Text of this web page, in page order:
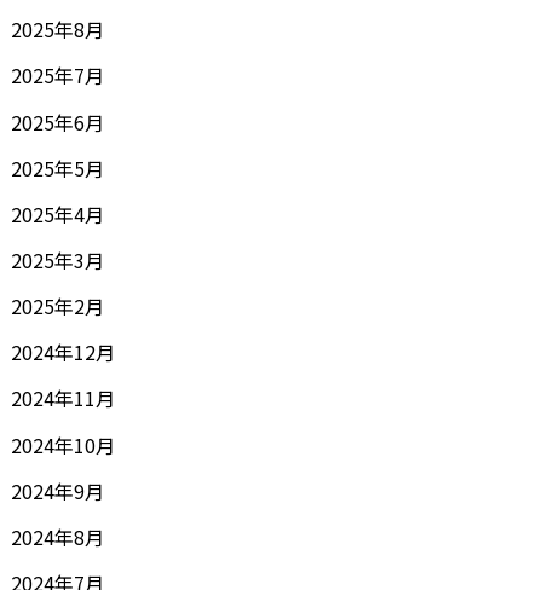
2025年8月
2025年7月
2025年6月
2025年5月
2025年4月
2025年3月
2025年2月
2024年12月
2024年11月
2024年10月
2024年9月
2024年8月
2024年7月